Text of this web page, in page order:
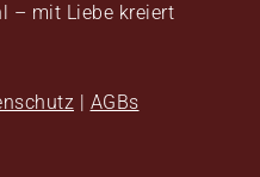
– mit Liebe kreiert
| AGBs